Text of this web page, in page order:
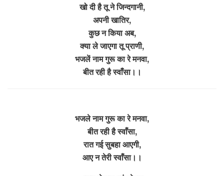
खो दी है तू ने जिन्दगानी,
अपनी खातिर,
कुछ न किया अब,
क्या ले जाएगा तू प्राणी,
भजलें नाम गुरू का रे मनवा,
बीत रही है स्वाँसा।।
भजले नाम गुरू का रे मनवा,
बीत रही है स्वाँसा,
रात गई सुबहा आएगी,
आए न तेरी स्वाँसा।।